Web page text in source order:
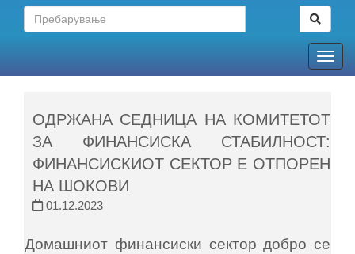
ОДРЖАНА СЕДНИЦА НА КОМИТЕТОТ
ЗА ФИНАНСИСКА СТАБИЛНОСТ:
ФИНАНСИСКИОТ СЕКТОР Е ОТПОРЕН
НА ШОКОВИ
01.12.2023
Домашниот финансиски сектор добро се